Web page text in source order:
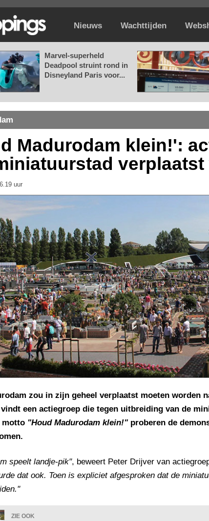
Nieuws Wachttijden
Marvel-superheld
Deadpool struint rond in
Disneyland Paris voor...
Madurodam klein!':
uur
zou in zijn geheel verplaatst moeten worden
vindt een actiegroep die tegen uitbreiding van de
motto "Houd Madurodam klein!"proberen de
speelt landje-pik", beweert Peter Drijver van
dat ook. Toen is expliciet afgesproken dat de
ZIE OOK